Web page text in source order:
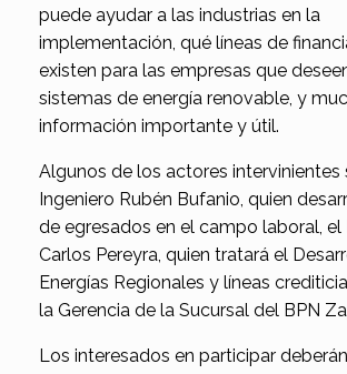
puede ayudar a las industrias en la
implementación, qué líneas de
existen para las empresas que
sistemas de energía renovable, y
información importante y útil.
Algunos de los actores intervinientes
Ingeniero Rubén Bufanio, quien
de egresados en el campo laboral, el
Carlos Pereyra, quien tratará el
Energías Regionales y líneas
la Gerencia de la Sucursal del BPN
Los interesados en participar